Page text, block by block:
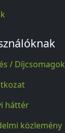
/ Díjcsomagok
háttér
közlemény